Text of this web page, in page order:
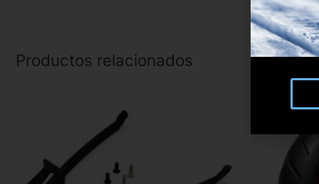
Productos relacionados